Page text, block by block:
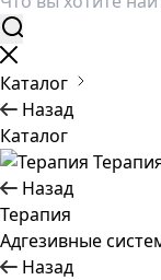
Каталог
Назад
Каталог
Назад
Терапия
Адгезивные
Назад